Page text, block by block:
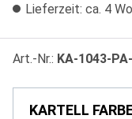
Lieferzeit: ca. 4
Art.-Nr.: KA-1043-
KARTELL